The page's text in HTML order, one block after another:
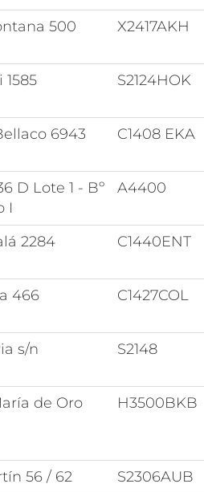
500 X2417AKH
1585 S2124HOK
6943 C1408 EKA
D Lote 1 - Bº
I
A4400
2284 C1440ENT
466 C1427COL
s/n S2148
de Oro
H3500BKB
56 / 62 S2306AUB